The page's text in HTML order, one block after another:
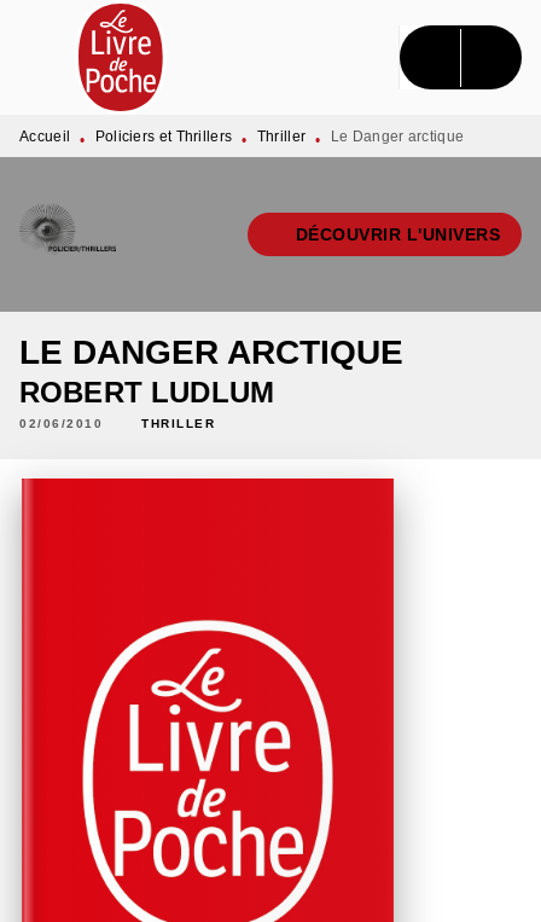
MENU RECHERCHE CONTENU
PIED DE PAGE
Accueil • Policiers et Thrillers • Thriller • Le Danger arctique
DÉCOUVRIR L'UNIVERS
LE DANGER ARCTIQUE
ROBERT LUDLUM
02/06/2010 THRILLER